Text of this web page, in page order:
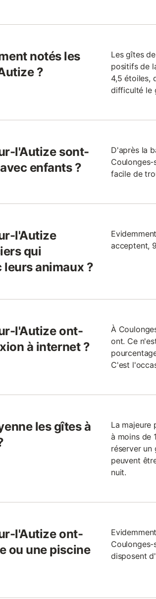
notés les
?
Les gîtes
positifs de
4,5 étoiles,
difficulté le
l'Autize sont-
enfants ?
D'après la
facile de
l'Autize
qui
animaux ?
acceptent,
l'Autize ont-
à internet ?
À
ont. Ce
C'est
les gîtes à
La majeure
à moins de
réserver un
peuvent
nuit.
l'Autize ont-
ou une piscine
Coulonges-
disposent